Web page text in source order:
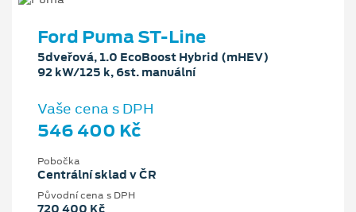
Ford Puma ST-Line
5dveřová, 1.0 EcoBoost Hybrid (mHEV)
92 kW/125 k, 6st. manuální
Vaše cena s DPH
546 400 Kč
Pobočka
Centrální sklad v ČR
Původní cena s DPH